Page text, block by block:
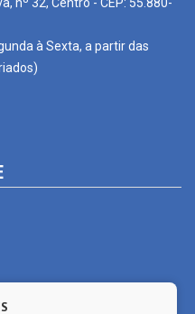
à Sexta, a partir das